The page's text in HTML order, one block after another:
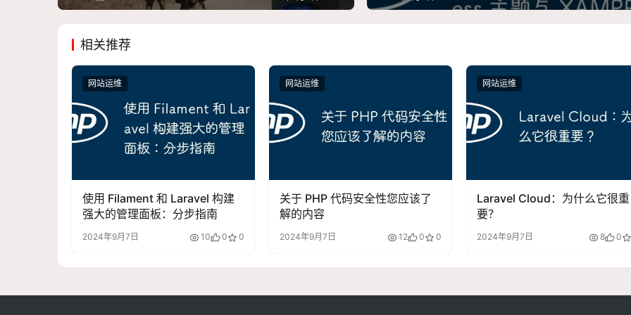
相关推荐
网站运维
使用 Filament 和 Laravel 构建
强大的管理面板：分步指南
2024年9月7日 10 0 0
网站运维
关于 PHP 代码安全性您应该了
解的内容
2024年9月7日 12 0 0
网站运维
Laravel Cloud：为什么它很重
要？
2024年9月7日 8 0